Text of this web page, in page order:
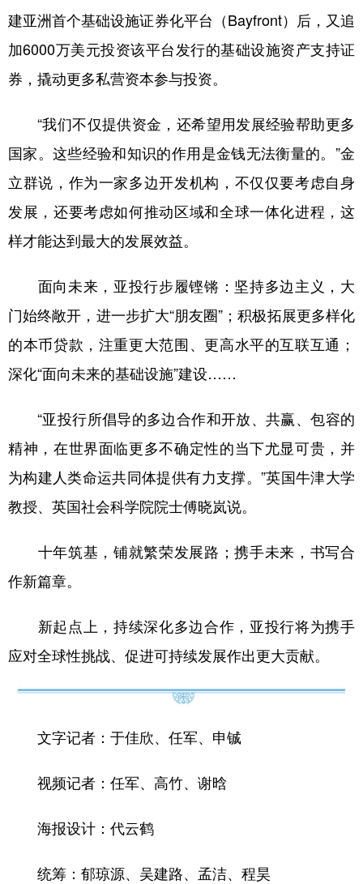
建亚洲首个基础设施证券化平台（Bayfront）后，又追
加6000万美元投资该平台发行的基础设施资产支持证
券，撬动更多私营资本参与投资。
“我们不仅提供资金，还希望用发展经验帮助更多
国家。这些经验和知识的作用是金钱无法衡量的。”金
立群说，作为一家多边开发机构，不仅仅要考虑自身
发展，还要考虑如何推动区域和全球一体化进程，这
样才能达到最大的发展效益。
面向未来，亚投行步履铿锵：坚持多边主义，大
门始终敞开，进一步扩大“朋友圈”；积极拓展更多样化
的本币贷款，注重更大范围、更高水平的互联互通；
深化“面向未来的基础设施”建设……
“亚投行所倡导的多边合作和开放、共赢、包容的
精神，在世界面临更多不确定性的当下尤显可贵，并
为构建人类命运共同体提供有力支撑。”英国牛津大学
教授、英国社会科学院院士傅晓岚说。
十年筑基，铺就繁荣发展路；携手未来，书写合
作新篇章。
新起点上，持续深化多边合作，亚投行将为携手
应对全球性挑战、促进可持续发展作出更大贡献。
文字记者：于佳欣、任军、申铖
视频记者：任军、高竹、谢晗
海报设计：代云鹤
统筹：郁琼源、吴建路、孟洁、程昊